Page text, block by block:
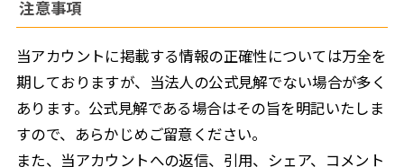
注意事項
当アカウントに掲載する情報の正確性については万全を
期しておりますが、当法人の公式見解でない場合が多く
あります。公式見解である場合はその旨を明記いたしま
すので、あらかじめご留意ください。
また、当アカウントへの返信、引用、シェア、コメント